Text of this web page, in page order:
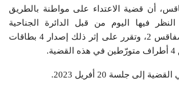
أن قضية الاعتداء على مواطنة بالطريق
فيها اليوم من قبل الدائرة الجناحية
بالمحكمة الابتدائية صفاقس 2، وتقرر على إثر ذلك إصدار 4 بطاقات
إلى جلسة 20 أفريل 2023.